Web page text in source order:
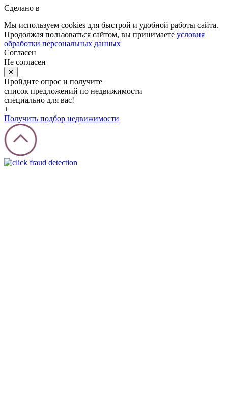
Сделано в
Мы используем cookies для быстрой и удобной работы сайта.
Продолжая пользоваться сайтом, вы принимаете условия
обработки персональных данных
Согласен
Не согласен
✕
Пройдите опрос и получите
список предложений по недвижимости
специально для вас!
+
Получить подбор недвижимости